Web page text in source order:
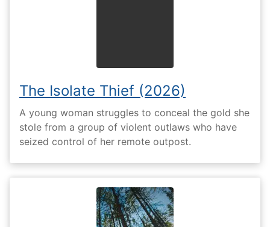
The Isolate Thief (2026)
A young woman struggles to conceal the gold she
stole from a group of violent outlaws who have
seized control of her remote outpost.